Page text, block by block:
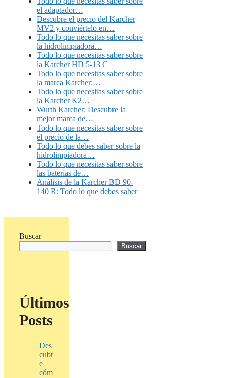
el adaptador…
Descubre el precio del Karcher
MV2 y conviértelo en…
Todo lo que necesitas saber sobre
la hidrolimpiadora…
Todo lo que necesitas saber sobre
la Karcher HD 5-13 C
Todo lo que necesitas saber sobre
la marca Karcher:…
Todo lo que necesitas saber sobre
la Karcher K2…
Wurth Karcher: Descubre la
mejor marca de…
Todo lo que necesitas saber sobre
el precio de la…
Todo lo que debes saber sobre la
hidrolimpiadora…
Todo lo que necesitas saber sobre
las baterías de…
Análisis de la Karcher BD 90-
140 R: Todo lo que debes saber
Buscar
Buscar
Últimos
Posts
Des
cubr
e
cóm